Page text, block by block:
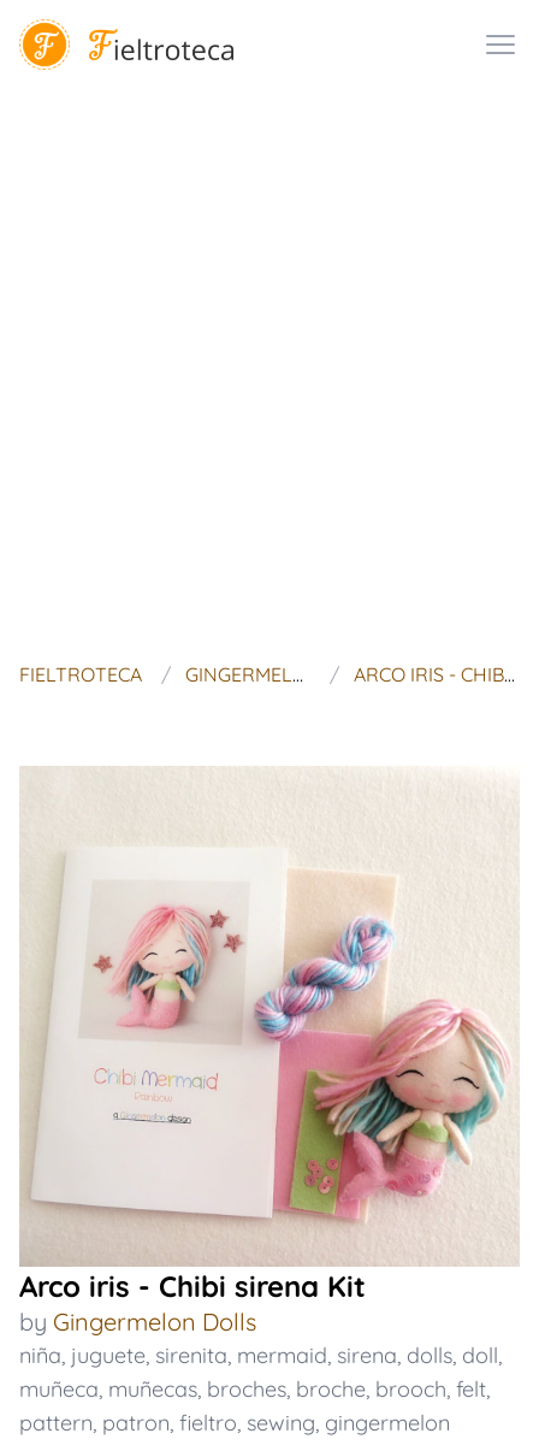
FIELTROTECA GINGERMELON DOLLS ARCO IRIS - CHIBI SIRENA KIT
Arco iris - Chibi sirena Kit
by Gingermelon Dolls
niña, juguete, sirenita, mermaid, sirena, dolls, doll,
muñeca, muñecas, broches, broche, brooch, felt,
pattern, patron, fieltro, sewing, gingermelon